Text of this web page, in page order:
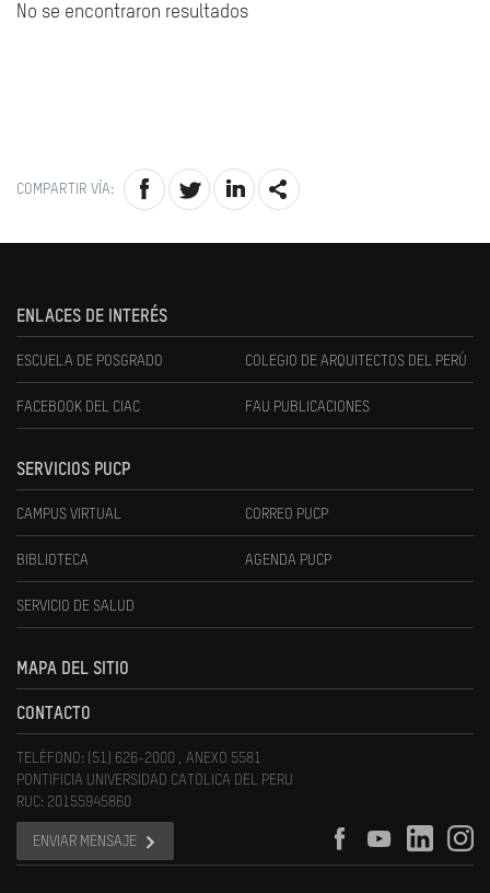
No se encontraron resultados
COMPARTIR VÍA:
ENLACES DE INTERÉS
ESCUELA DE POSGRADO COLEGIO DE ARQUITECTOS DEL PERÚ
FACEBOOK DEL CIAC FAU PUBLICACIONES
SERVICIOS PUCP
CAMPUS VIRTUAL CORREO PUCP
BIBLIOTECA AGENDA PUCP
SERVICIO DE SALUD
MAPA DEL SITIO
CONTACTO
TELÉFONO: (51) 626-2000 , ANEXO 5581
PONTIFICIA UNIVERSIDAD CATOLICA DEL PERU
RUC: 20155945860
ENVIAR MENSAJE